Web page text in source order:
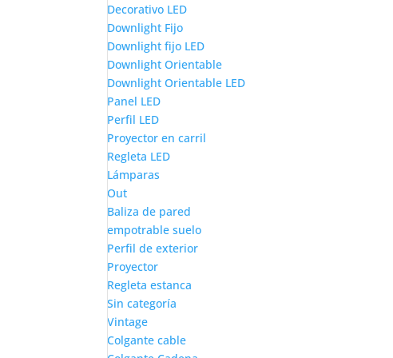
Decorativo LED
Downlight Fijo
Downlight fijo LED
Downlight Orientable
Downlight Orientable LED
Panel LED
Perfil LED
Proyector en carril
Regleta LED
Lámparas
Out
Baliza de pared
empotrable suelo
Perfil de exterior
Proyector
Regleta estanca
Sin categoría
Vintage
Colgante cable